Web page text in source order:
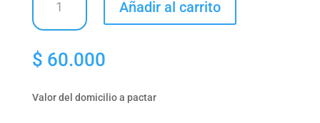
Plumas
cantidad
Añadir al carrito
$ 60.000
Valor del domicilio a pactar